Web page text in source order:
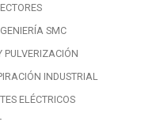
SMC
PULVERIZACIÓN
INDUSTRIAL
ELÉCTRICOS